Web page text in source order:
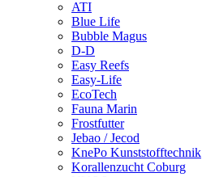
ATI
Blue Life
Bubble Magus
D-D
Easy Reefs
Easy-Life
EcoTech
Fauna Marin
Frostfutter
Jebao / Jecod
KnePo Kunststofftechnik
Korallenzucht Coburg